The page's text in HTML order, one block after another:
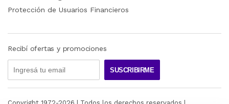
Protección de Usuarios Financieros
Recibí ofertas y promociones
SUSCRIBIRME